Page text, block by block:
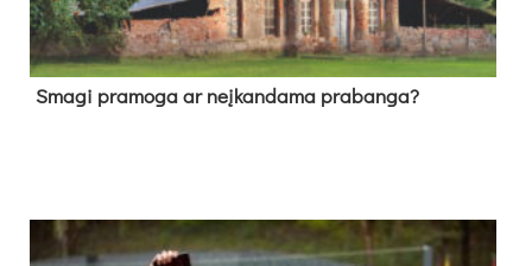
Sma­gi pra­mo­ga ar neį­kan­da­ma pra­ban­ga?